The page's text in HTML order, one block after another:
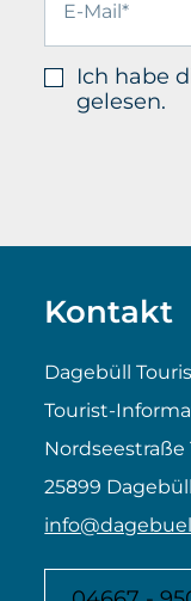
Ich habe
gelesen.
Kontakt
Dagebüll
Tourist-
Nordseestraße
25899 Dagebüll